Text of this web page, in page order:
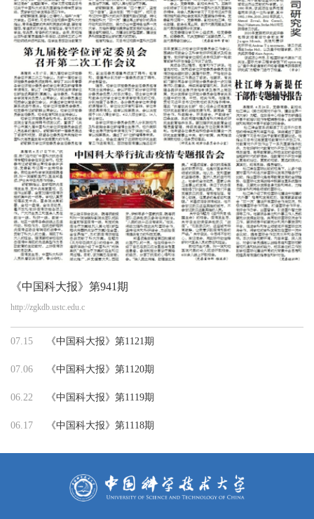
《中国科大报》第941期
http://zgkdb.ustc.edu.c
07.15 《中国科大报》第1121期
07.06 《中国科大报》第1120期
06.22 《中国科大报》第1119期
06.17 《中国科大报》第1118期